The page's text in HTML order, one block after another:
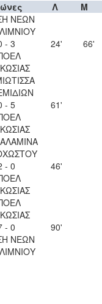
Λ Μ
ΝΕΩΝ
- 3
24' 66'
- 5
61'
- 0
46'
- 0
ΝΕΩΝ
90'